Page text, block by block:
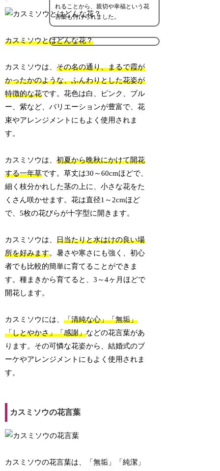
れることから、親切や幸福という花
言葉も付けられました。
カスミソウとはどんな花？
カスミソウは、その名の通り、まるで霞が
かったかのような、ふんわりとした花姿が
特徴的な花です。花色は白、ピンク、ブル
ー、紫など、バリエーションが豊富で、花
束やアレンジメントにもよく使用されま
す。
カスミソウは、初夏から晩秋にかけて開花
する一年草です。草丈は30～60cmほどで、
細く枝分かれした茎の上に、小さな花をた
くさん咲かせます。花は直径1～2cmほど
で、5枚の花びらが十字型に開きます。
カスミソウは、日当たりと水はけの良い場
所を好みます。暑さや寒さにも強く、初心
者でも比較的簡単に育てることができま
す。種まきから育てると、3～4ヶ月ほどで
開花します。
カスミソウには、「清純な心」「無垢」
「しとやかさ」「感謝」などの花言葉があ
ります。その可憐な花姿から、結婚式のブ
ーケやアレンジメントにもよく使用されま
す。
カスミソウの花言葉
カスミソウの花言葉は、「無垢」「純潔」